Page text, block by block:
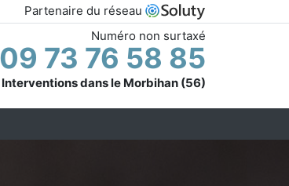
Partenaire du réseau
Numéro non surtaxé
73 76 58 85
Interventions dans le Morbihan (56)